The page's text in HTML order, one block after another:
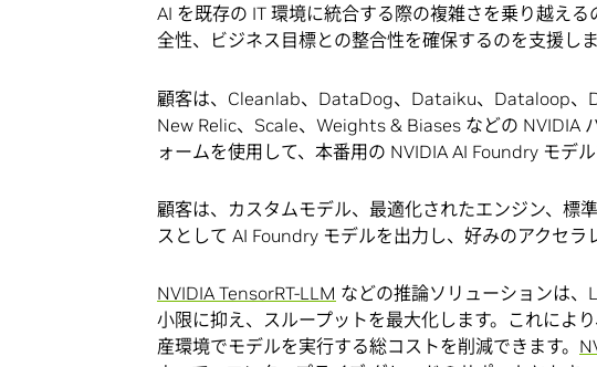
AI を既存の IT 環境に統合する際の複雑さを乗り越え
全性、ビジネス目標との整合性を確保するのを支援しま
顧客は、Cleanlab、DataDog、Dataiku、Dataloop、
New Relic、Scale、Weights & Biases などの NVIDIA
ォームを使用して、本番用の NVIDIA AI Foundry モデ
顧客は、カスタムモデル、最適化されたエンジン、標
スとして AI Foundry モデルを出力し、好みのアクセラ
NVIDIA TensorRT-LLM などの推論ソリューションは
小限に抑え、スループットを最大化します。これによ
産環境でモデルを実行する総コストを削減できます。